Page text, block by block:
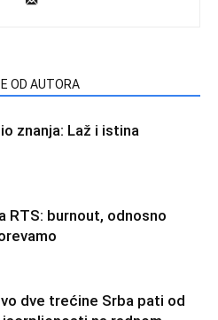
OD AUTORA
znanja: Laž i istina
RTS: burnout, odnosno
dve trećine Srba pati od